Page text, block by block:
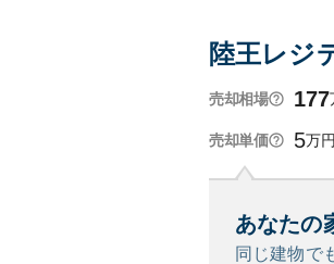
陸王レジ
売却相場 177
売却単価 5万
あなたの
同じ建物で